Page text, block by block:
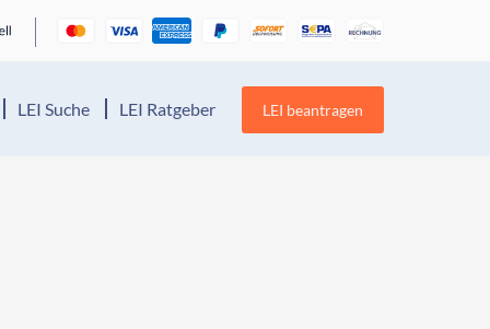
LEI Suche LEI Ratgeber LEI beantragen